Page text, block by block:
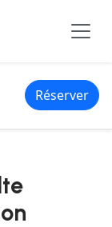
Réserver